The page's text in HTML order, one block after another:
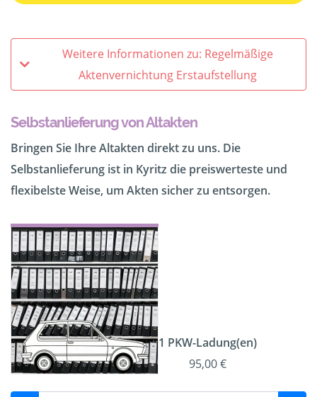
Weitere Informationen zu: Regelmäßige
Aktenvernichtung Erstaufstellung
Selbstanlieferung von Altakten
Bringen Sie Ihre Altakten direkt zu uns. Die
Selbstanlieferung ist in Kyritz die preiswerteste und
flexibelste Weise, um Akten sicher zu entsorgen.
1 PKW-Ladung(en)
95,00 €